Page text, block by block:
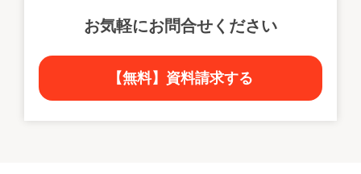
お気軽にお問合せください
【無料】資料請求する